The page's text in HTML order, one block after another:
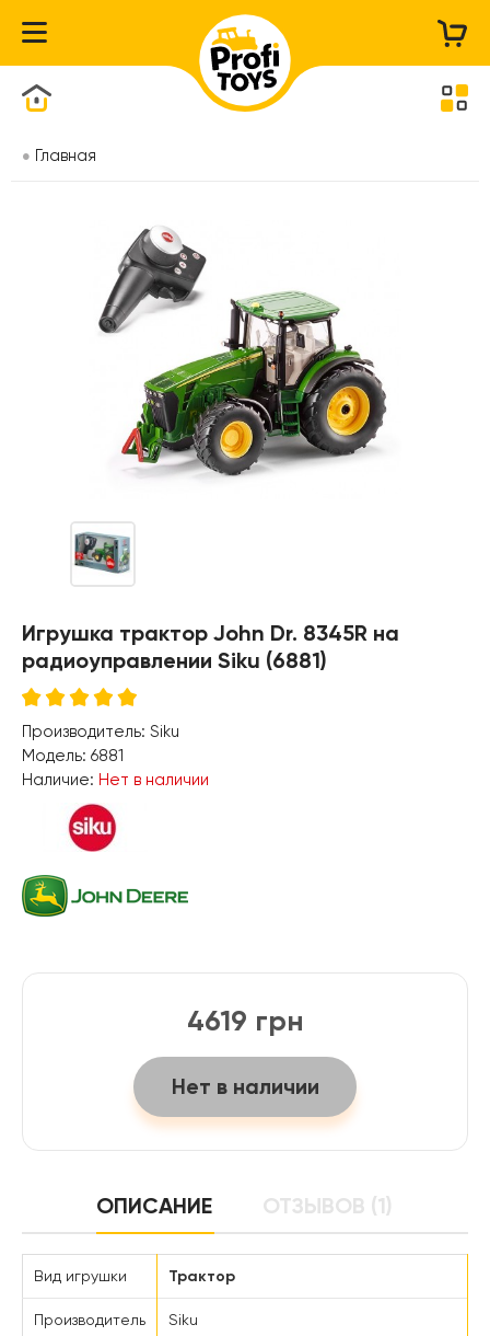
Главная
Игрушка трактор John Dr. 8345R на
радиоуправлении Siku (6881)
Производитель: Siku
Модель: 6881
Наличие: Нет в наличии
4619 грн
Нет в наличии
ОПИСАНИЕ ОТЗЫВОВ (1)
Вид игрушки Трактор
Производитель Siku
Каталог товаров